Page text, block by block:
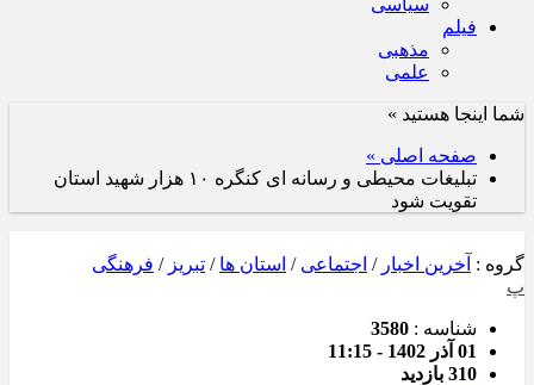
سیاسی
فیلم
مذهبی
علمی
شما اینجا هستید »
صفحه اصلی »
تبلیغات محیطی و رسانه ای کنگره ۱۰ هزار شهید استان
تقویت شود
گروه : آخرین اخبار / اجتماعی / استان ها / تبریز / فرهنگی
پ
شناسه : 3580
01 آذر 1402 - 11:15
310 بازدید